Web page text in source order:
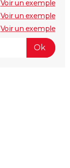
Voir un exemple
Voir un exemple
Voir un exemple